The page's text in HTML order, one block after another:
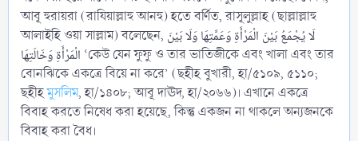
আবূ হুরায়রা (রাযিয়াল্লাহু আনহু) হতে বর্ণিত, রাসূলুল্লাহ (ছাল্লাল্লাহু
আলাইহি ওয়া সাল্লাম) বলেছেন, لَا يُجْمَعُ بَيْنَ الْمَرْأَةِ وَعَمَّتِهَا وَلَا بَيْنَ
الْمَرْأَةِ وَخَالَتِهَا ‘কেউ যেন ফুফু ও তার ভাতিজীকে এবং খালা এবং তার
বোনঝিকে একত্রে বিয়ে না করে’ (ছহীহ বুখারী, হা/৫১০৯, ৫১১০;
ছহীহমুসলিম, হা/১৪০৮; আবূ দাঊদ, হা/২০৬৬)। এখানে একত্রে
বিবাহ করতে নিষেধ করা হয়েছে, কিন্তু একজন না থাকলে অন্যজনকে
বিবাহ করা বৈধ।